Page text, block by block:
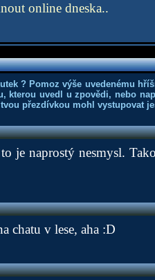
online dneska..
? Pomoz výše uvedenému
kterou uvedl u zpovědi, nebo
přezdívkou mohl vystupovat
je naprostý nesmysl.
chatu v lese, aha :D